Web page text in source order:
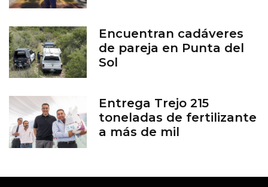
Encuentran cadáveres
de pareja en Punta del
Sol
Entrega Trejo 215
toneladas de fertilizante
a más de mil